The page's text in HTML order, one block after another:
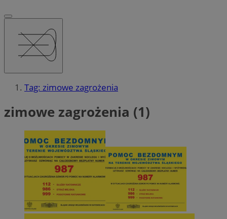
Tag: zimowe zagrożenia
zimowe zagrożenia (1)